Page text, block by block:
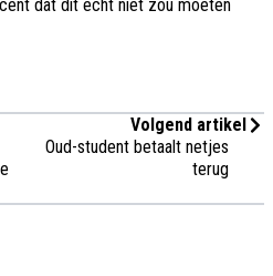
dat dit echt niet zou moeten
Volgend artikel
Oud-student betaalt netjes
terug